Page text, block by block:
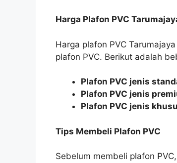
Harga Plafon PVC
Harga plafon PVC
plafon PVC. Berikut adalah
Plafon PVC jenis
Plafon PVC jenis
Plafon PVC jenis
Tips Membeli Plafon PVC
Sebelum membeli plafon